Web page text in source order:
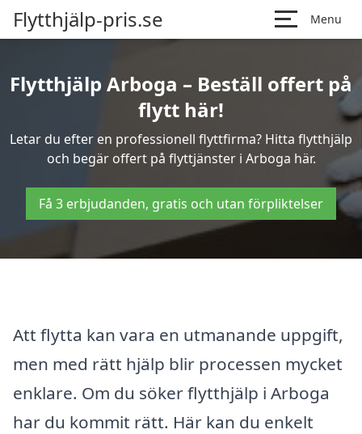
Flytthjälp-pris.se Menu
Flytthjälp Arboga – Beställ offert på
flytt här!
Letar du efter en professionell flyttfirma? Hitta flytthjälp
och begär offert på flyttjänster i Arboga här.
Få 3 erbjudanden, gratis och utan förpliktelser
Att flytta kan vara en utmanande uppgift,
men med rätt hjälp blir processen mycket
enklare. Om du söker flytthjälp i Arboga
har du kommit rätt. Här kan du enkelt